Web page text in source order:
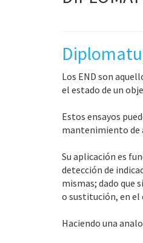
Los END son
el estado de un
Estos ensayos
mantenimiento de
Su aplicación es
detección de
mismas; dado que
o sustitución, en el
Haciendo una